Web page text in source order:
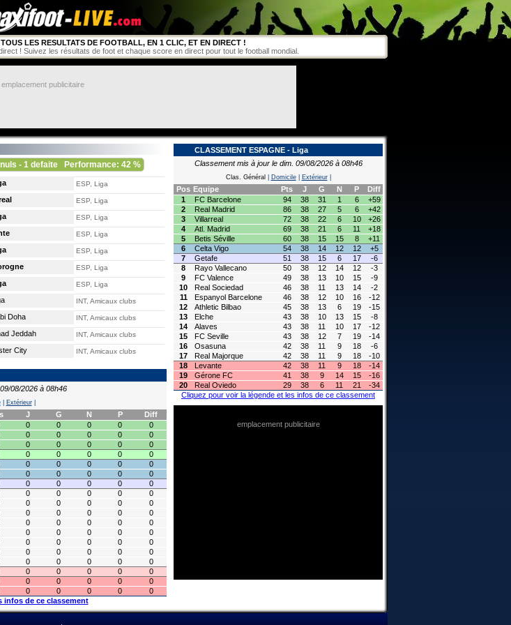
LES RESULTATS DE FOOTBALL, EN 1 CLIC, ET EN DIRECT !
! Suivez les résultats de foot et chaque score en direct pour tout le football mondial.
emplacement publicitaire
- 1 defaite
Performance: 42 %
ESP, Liga
ESP, Liga
ESP, Liga
ESP, Liga
ESP, Liga
ESP, Liga
ESP, Liga
INT, Amicaux clubs
Doha INT, Amicaux clubs
Jeddah INT, Amicaux clubs
City INT, Amicaux clubs
08/2026 à 08h46
| Extérieur|
J G N P
Diff
0 0 0 0
0
0 0 0 0
0
0 0 0 0
0
0 0 0 0
0
0 0 0 0
0
0 0 0 0
0
0 0 0 0
0
0 0 0 0
0
0 0 0 0
0
0 0 0 0
0
0 0 0 0
0
0 0 0 0
0
0 0 0 0
0
0 0 0 0
0
0 0 0 0
0
0 0 0 0
0
0 0 0 0
0
0 0 0 0
0
infos de ce classement
CLASSEMENT ESPAGNE - Liga
Classement mis à jour le dim. 09/08/2026 à 08h46
Clas. Général Domicile| Extérieur|
Pos Equipe Pts J G N P
Diff
1
FC Barcelone 94 38 31 1 6
+59
2
Real Madrid 86 38 27 5 6
+42
3
Villarreal 72 38 22 6 10
+26
4
Atl. Madrid 69 38 21 6 11
+18
5
Betis Séville 60 38 15 15 8
+11
6
Celta Vigo 54 38 14 12 12
+5
7
Getafe 51 38 15 6 17
-6
8
Rayo Vallecano 50 38 12 14 12
-3
9
FC Valence 49 38 13 10 15
-9
10
Real Sociedad 46 38 11 13 14
-2
11
Espanyol Barcelone 46 38 12 10 16
-12
12
Athletic Bilbao 45 38 13 6 19
-15
13
Elche 43 38 10 13 15
-8
14
Alaves 43 38 11 10 17
-12
15
FC Seville 43 38 12 7 19
-14
16
Osasuna 42 38 11 9 18
-6
17
Real Majorque 42 38 11 9 18
-10
18
Levante 42 38 11 9 18
-14
19
Gérone FC 41 38 9 14 15
-16
20
Real Oviedo 29 38 6 11 21
-34
Cliquez pour voir la légende et les infos de ce classement
emplacement publicitaire